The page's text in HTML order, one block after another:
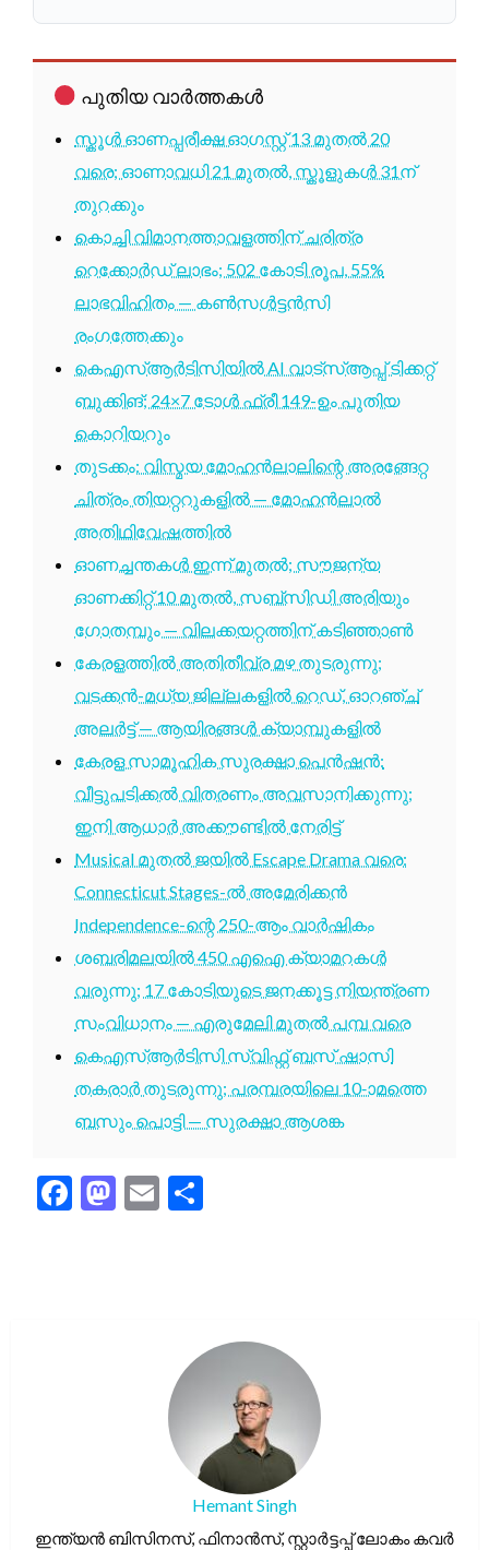
പുതിയ വാർത്തകൾ
സ്കൂൾ ഓണപ്പരീക്ഷ ഓഗസ്റ്റ് 13 മുതൽ 20
വരെ; ഓണാവധി 21 മുതൽ, സ്കൂളുകൾ 31ന്
തുറക്കും
കൊച്ചി വിമാനത്താവളത്തിന് ചരിത്ര
റെക്കോർഡ് ലാഭം; 502 കോടി രൂപ, 55%
ലാഭവിഹിതം — കൺസൾട്ടൻസി
രംഗത്തേക്കും
കെഎസ്ആർടിസിയിൽ AI വാട്സ്ആപ്പ് ടിക്കറ്റ്
ബുക്കിങ്; 24×7 ടോൾ ഫ്രീ 149-ഉം പുതിയ
കൊറിയറും
തുടക്കം: വിസ്മയ മോഹൻലാലിന്റെ അരങ്ങേറ്റ
ചിത്രം തിയറ്ററുകളിൽ — മോഹൻലാൽ
അതിഥിവേഷത്തിൽ
ഓണച്ചന്തകൾ ഇന്ന് മുതൽ; സൗജന്യ
ഓണക്കിറ്റ് 10 മുതൽ, സബ്സിഡി അരിയും
ഗോതമ്പും — വിലക്കയറ്റത്തിന് കടിഞ്ഞാൺ
കേരളത്തിൽ അതിതീവ്ര മഴ തുടരുന്നു;
വടക്കൻ-മധ്യ ജില്ലകളിൽ റെഡ്, ഓറഞ്ച്
അലർട്ട് — ആയിരങ്ങൾ ക്യാമ്പുകളിൽ
കേരള സാമൂഹിക സുരക്ഷാ പെൻഷൻ:
വീട്ടുപടിക്കൽ വിതരണം അവസാനിക്കുന്നു;
ഇനി ആധാർ അക്കൗണ്ടിൽ നേരിട്ട്
Musical മുതൽ ജയിൽ Escape Drama വരെ:
Connecticut Stages-ൽ അമേരിക്കൻ
Independence-ന്റെ 250-ആം വാർഷികം
ശബരിമലയിൽ 450 എഐ ക്യാമറകൾ
വരുന്നു; 17 കോടിയുടെ ജനക്കൂട്ട നിയന്ത്രണ
സംവിധാനം — എരുമേലി മുതൽ പമ്പ വരെ
കെഎസ്ആർടിസി സ്വിഫ്റ്റ് ബസ് ഷാസി
തകരാർ തുടരുന്നു; പരമ്പരയിലെ 10-ാമത്തെ
ബസും പൊട്ടി — സുരക്ഷാ ആശങ്ക
Facebook
Mastodon
Email
Hemant Singh
ഇന്ത്യൻ ബിസിനസ്, ഫിനാൻസ്, സ്റ്റാർട്ടപ്പ് ലോകം കവർ